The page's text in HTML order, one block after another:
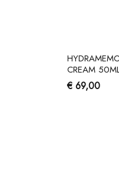
CREAM
€ 69,00